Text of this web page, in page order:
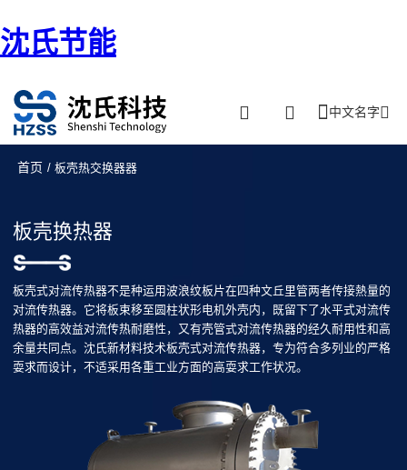
沈氏节能
中文名字
首页 / 板壳热交换器器
板壳换热器
板壳式对流传热器不是种运用波浪纹板片在四种文丘里管两者传接熱量的
对流传热器。它将板束移至圆柱状形电机外壳内，既留下了水平式对流传
热器的高效益对流传热耐磨性，又有壳管式对流传热器的经久耐用性和高
余量共同点。沈氏新材料技术板壳式对流传热器，专为符合多列业的严格
耍求而设计，不适采用各重工业方面的高耍求工作状况。